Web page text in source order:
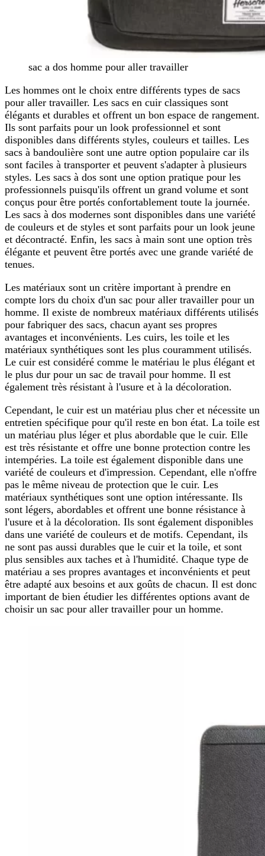
sac a dos homme pour aller travailler
Les hommes ont le choix entre différents types de sacs
pour aller travailler. Les sacs en cuir classiques sont
élégants et durables et offrent un bon espace de rangement.
Ils sont parfaits pour un look professionnel et sont
disponibles dans différents styles, couleurs et tailles. Les
sacs à bandoulière sont une autre option populaire car ils
sont faciles à transporter et peuvent s'adapter à plusieurs
styles. Les sacs à dos sont une option pratique pour les
professionnels puisqu'ils offrent un grand volume et sont
conçus pour être portés confortablement toute la journée.
Les sacs à dos modernes sont disponibles dans une variété
de couleurs et de styles et sont parfaits pour un look jeune
et décontracté. Enfin, les sacs à main sont une option très
élégante et peuvent être portés avec une grande variété de
tenues.
Les matériaux sont un critère important à prendre en
compte lors du choix d'un sac pour aller travailler pour un
homme. Il existe de nombreux matériaux différents utilisés
pour fabriquer des sacs, chacun ayant ses propres
avantages et inconvénients. Les cuirs, les toile et les
matériaux synthétiques sont les plus couramment utilisés.
Le cuir est considéré comme le matériau le plus élégant et
le plus dur pour un sac de travail pour homme. Il est
également très résistant à l'usure et à la décoloration.
Cependant, le cuir est un matériau plus cher et nécessite un
entretien spécifique pour qu'il reste en bon état. La toile est
un matériau plus léger et plus abordable que le cuir. Elle
est très résistante et offre une bonne protection contre les
intempéries. La toile est également disponible dans une
variété de couleurs et d'impression. Cependant, elle n'offre
pas le même niveau de protection que le cuir. Les
matériaux synthétiques sont une option intéressante. Ils
sont légers, abordables et offrent une bonne résistance à
l'usure et à la décoloration. Ils sont également disponibles
dans une variété de couleurs et de motifs. Cependant, ils
ne sont pas aussi durables que le cuir et la toile, et sont
plus sensibles aux taches et à l'humidité. Chaque type de
matériau a ses propres avantages et inconvénients et peut
être adapté aux besoins et aux goûts de chacun. Il est donc
important de bien étudier les différentes options avant de
choisir un sac pour aller travailler pour un homme.